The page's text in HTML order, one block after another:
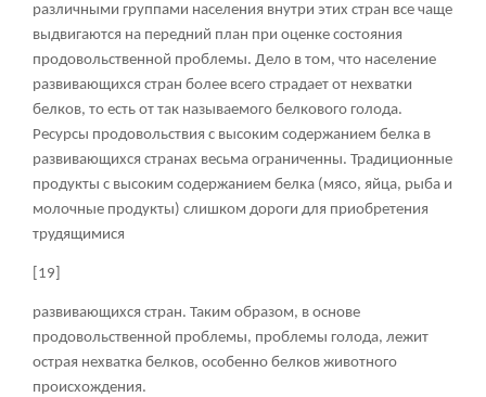
различными группами населения внутри этих стран все чаще
выдвигаются на передний план при оценке состояния
продовольственной проблемы. Дело в том, что население
развивающихся стран более всего страдает от нехватки
белков, то есть от так называемого белкового голода.
Ресурсы продовольствия с высоким содержанием белка в
развивающихся странах весьма ограниченны. Традиционные
продукты с высоким содержанием белка (мясо, яйца, рыба и
молочные продукты) слишком дороги для приобретения
трудящимися
[19]
развивающихся стран. Таким образом, в основе
продовольственной проблемы, проблемы голода, лежит
острая нехватка белков, особенно белков животного
происхождения.